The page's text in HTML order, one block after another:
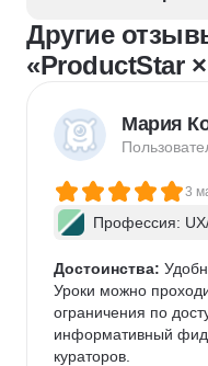
Другие
«ProductStar
Мария
3
Профессия:
Достоинства:
Уроки можно
ограничения по
информативный
кураторов.